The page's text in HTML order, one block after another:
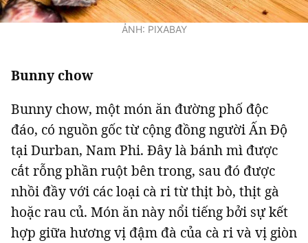
ẢNH: PIXABAY
Bunny chow
Bunny chow, một món ăn đường phố độc
đáo, có nguồn gốc từ cộng đồng người Ấn Độ
tại Durban, Nam Phi. Đây là bánh mì được
cắt rỗng phần ruột bên trong, sau đó được
nhồi đầy với các loại cà ri từ thịt bò, thịt gà
hoặc rau củ. Món ăn này nổi tiếng bởi sự kết
hợp giữa hương vị đậm đà của cà ri và vị giòn